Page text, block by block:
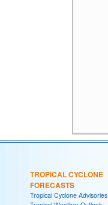
TROPICAL CYCLONE
FORECASTS
Tropical Cyclone Advisories